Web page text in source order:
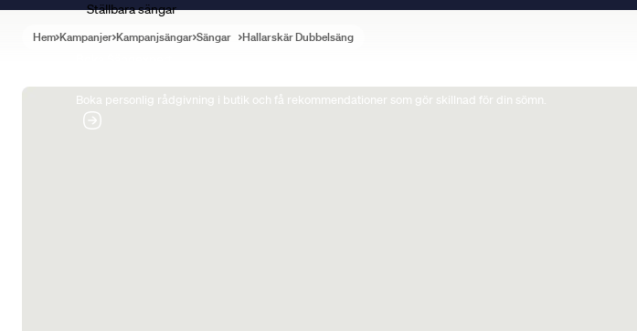
Ställbara sängar
Boka personlig rådgivning i butik och få rekommendationer som gör skillnad för din sömn.
Hem Kampanjer Kampanjsängar Sängar Hallarskär Dubbelsäng